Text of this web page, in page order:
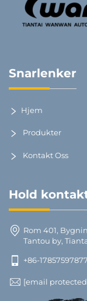
Snarlenker
Hjem
Produkter
Kontakt Oss
Hold
Rom 401,
Tantou by,
+86-17857597877
[email